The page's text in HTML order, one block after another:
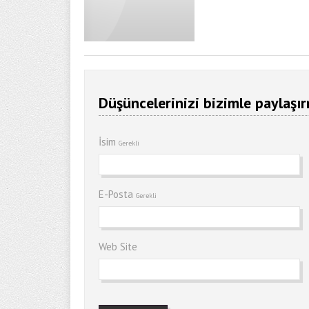
Düşüncelerinizi bizimle
İsim Gerekli
E-Posta Gerekli
Web Site